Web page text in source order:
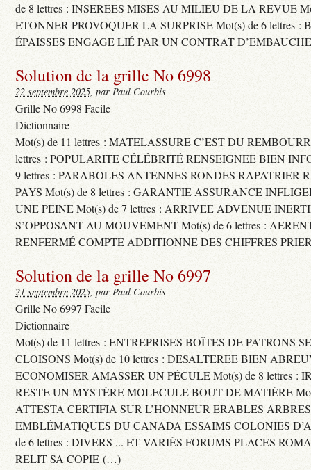
de 8 lettres : INSEREES MISES AU MILIEU DE LA REVUE
ETONNER PROVOQUER LA SURPRISE Mot(s) de 6 lettres :
ÉPAISSES ENGAGE LIÉ PAR UN CONTRAT
Solution de la grille No 6998
22 septembre 2025, par Paul Courbis
Grille No 6998 Facile
Dictionnaire
Mot(s) de 11 lettres : MATELASSURE C’EST DU
lettres : POPULARITE CÉLÉBRITÉ RENSEIGNEE BIEN
9 lettres : PARABOLES ANTENNES RONDES RAPATRIER
PAYS Mot(s) de 8 lettres : GARANTIE ASSURANCE
UNE PEINE Mot(s) de 7 lettres : ARRIVEE ADVENUE
S’OPPOSANT AU MOUVEMENT Mot(s) de 6 lettres :
RENFERMÉ COMPTE ADDITIONNE DES CHIFFRES
Solution de la grille No 6997
21 septembre 2025, par Paul Courbis
Grille No 6997 Facile
Dictionnaire
Mot(s) de 11 lettres : ENTREPRISES BOÎTES DE PATRONS
CLOISONS Mot(s) de 10 lettres : DESALTEREE BIEN
ECONOMISER AMASSER UN PÉCULE Mot(s) de 8 lettres :
RESTE UN MYSTÈRE MOLECULE BOUT DE MATIÈRE
ATTESTA CERTIFIA SUR L’HONNEUR ERABLES ARBRES
EMBLÉMATIQUES DU CANADA ESSAIMS COLONIES
de 6 lettres : DIVERS ... ET VARIÉS FORUMS PLACES
RELIT SA COPIE (…)